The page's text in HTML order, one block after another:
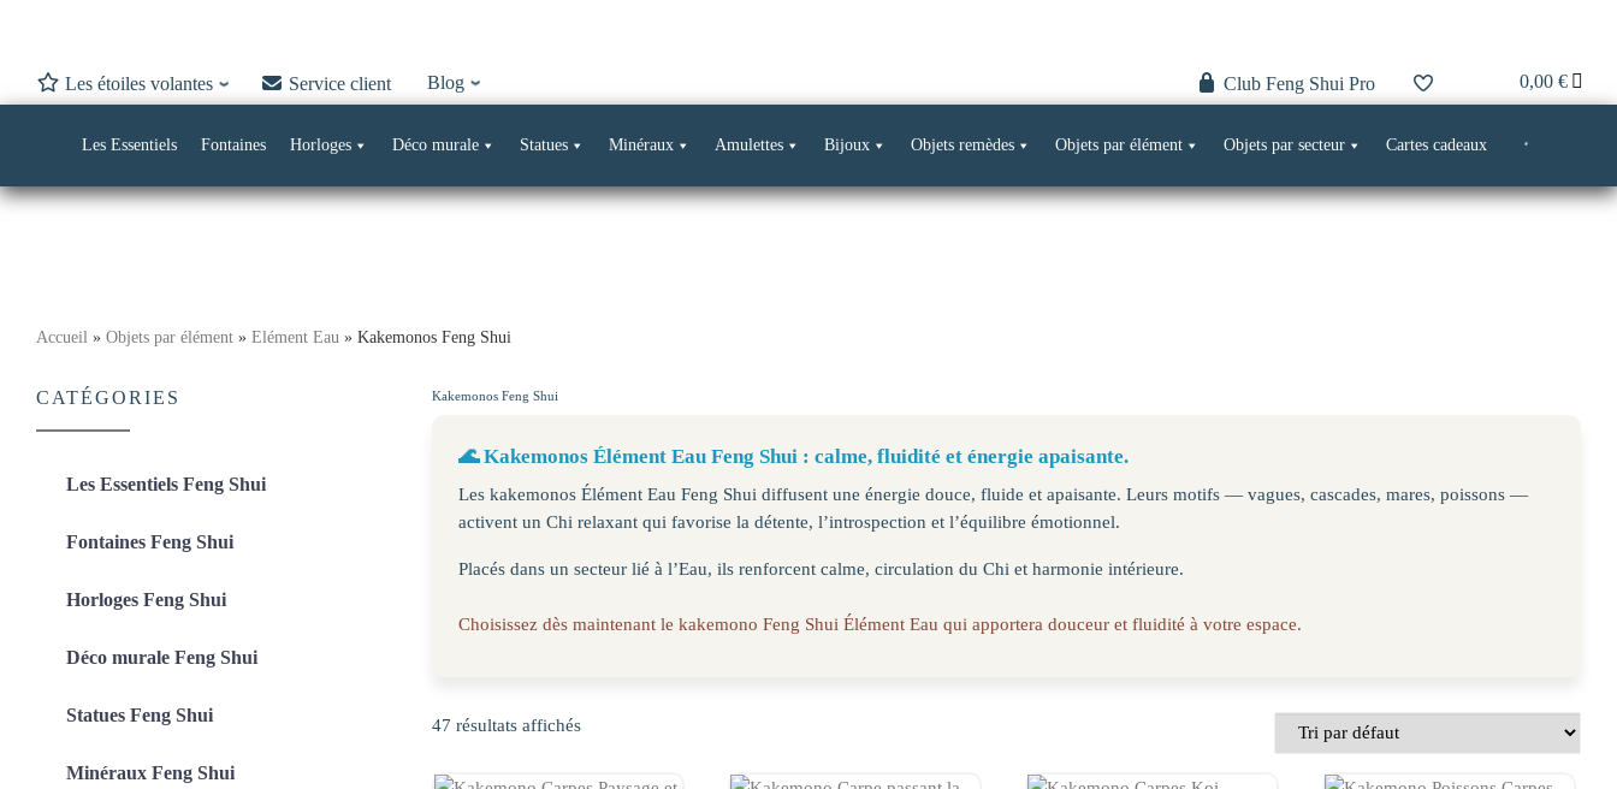
Les étoiles volantes Service client Blog Club Feng Shui Pro 0,00 €
Les Essentiels Fontaines Horloges Déco murale Statues Minéraux Amulettes Bijoux Objets remèdes Objets par élément Objets par secteur Cartes cadeaux
Accueil » Objets par élément » Elément Eau » Kakemonos Feng Shui
Kakemonos Feng Shui
🌊 Kakemonos Élément Eau Feng Shui : calme, fluidité et énergie apaisante.
Les kakemonos Élément Eau Feng Shui diffusent une énergie douce, fluide et apaisante. Leurs motifs — vagues, cascades, mares, poissons —
activent un Chi relaxant qui favorise la détente, l’introspection et l’équilibre émotionnel.
Placés dans un secteur lié à l’Eau, ils renforcent calme, circulation du Chi et harmonie intérieure.
Choisissez dès maintenant le kakemono Feng Shui Élément Eau qui apportera douceur et fluidité à votre espace.
47 résultats affichés
CATÉGORIES
Les Essentiels Feng Shui
Fontaines Feng Shui
Horloges Feng Shui
Déco murale Feng Shui
Statues Feng Shui
Minéraux Feng Shui